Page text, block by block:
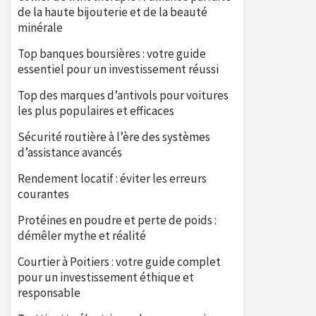
de la haute bijouterie et de la beauté
minérale
Top banques boursières : votre guide
essentiel pour un investissement réussi
Top des marques d’antivols pour voitures
les plus populaires et efficaces
Sécurité routière à l’ère des systèmes
d’assistance avancés
Rendement locatif : éviter les erreurs
courantes
Protéines en poudre et perte de poids :
démêler mythe et réalité
Courtier à Poitiers : votre guide complet
pour un investissement éthique et
responsable